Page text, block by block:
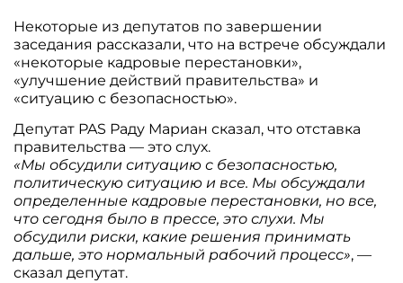
Некоторые из депутатов по завершении
заседания рассказали, что на встрече обсуждали
«некоторые кадровые перестановки»,
«улучшение действий правительства» и
«ситуацию с безопасностью».
Депутат PAS Раду Мариан сказал, что отставка
правительства — это слух.
«Мы обсудили ситуацию с безопасностью,
политическую ситуацию и все. Мы обсуждали
определенные кадровые перестановки, но все,
что сегодня было в прессе, это слухи. Мы
обсудили риски, какие решения принимать
дальше, это нормальный рабочий процесс», —
сказал депутат.